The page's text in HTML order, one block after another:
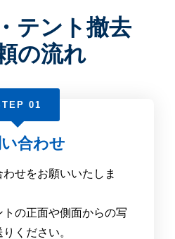
テント撤去
の流れ
01
合わせ
せをお願いいたしま
の正面や側面からの写
ください。